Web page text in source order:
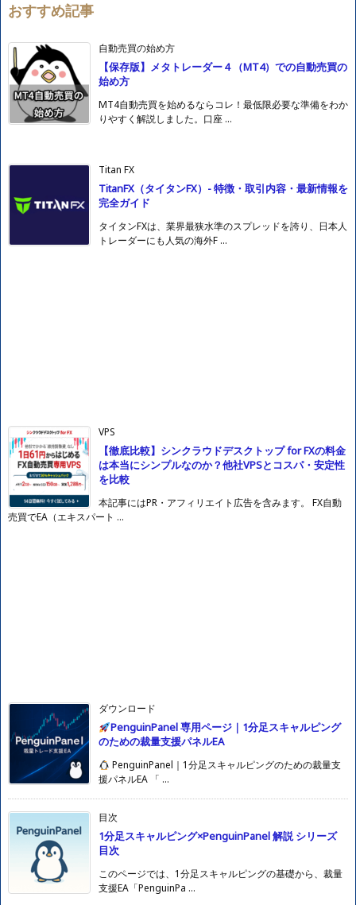
ー
おすすめ記事
自動売買の始め方
【保存版】メタトレーダー４（MT4）での自動売買の
始め方
MT4自動売買を始めるならコレ！最低限必要な準備をわか
りやすく解説しました。口座 ...
Titan FX
TitanFX（タイタンFX）- 特徴・取引内容・最新情報を
完全ガイド
タイタンFXは、業界最狭水準のスプレッドを誇り、日本人
トレーダーにも人気の海外F ...
VPS
【徹底比較】シンクラウドデスクトップ for FXの料金
は本当にシンプルなのか？他社VPSとコスパ・安定性
を比較
本記事にはPR・アフィリエイト広告を含みます。 FX自動
売買でEA（エキスパート ...
ダウンロード
PenguinPanel 専用ページ｜1分足スキャルピング
のための裁量支援パネルEA
PenguinPanel｜1分足スキャルピングのための裁量支
援パネルEA 「 ...
目次
1分足スキャルピング×PenguinPanel 解説 シリーズ
目次
このページでは、1分足スキャルピングの基礎から、裁量
支援EA「PenguinPa ...